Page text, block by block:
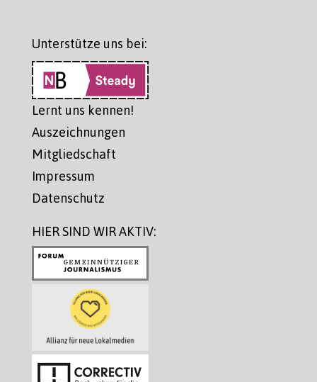
Unterstütze uns bei:
Lernt uns kennen!
Auszeichnungen
Mitgliedschaft
Impressum
Datenschutz
HIER SIND WIR AKTIV: